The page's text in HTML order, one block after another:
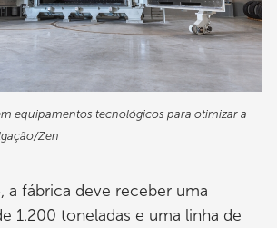
equipamentos tecnológicos para otimizar a
Zen
a fábrica deve receber uma
1.200 toneladas e uma linha de